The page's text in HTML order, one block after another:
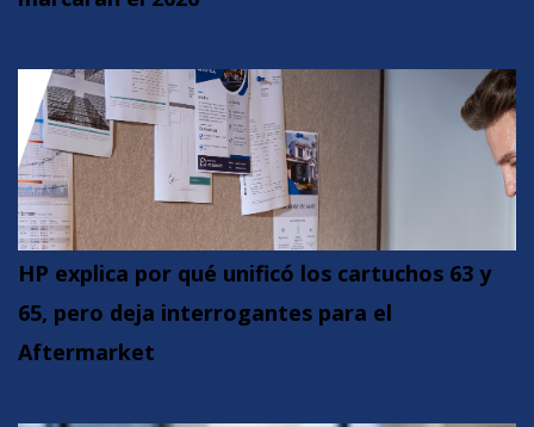
HP explica por qué unificó los cartuchos 63 y
65, pero deja interrogantes para el
Aftermarket